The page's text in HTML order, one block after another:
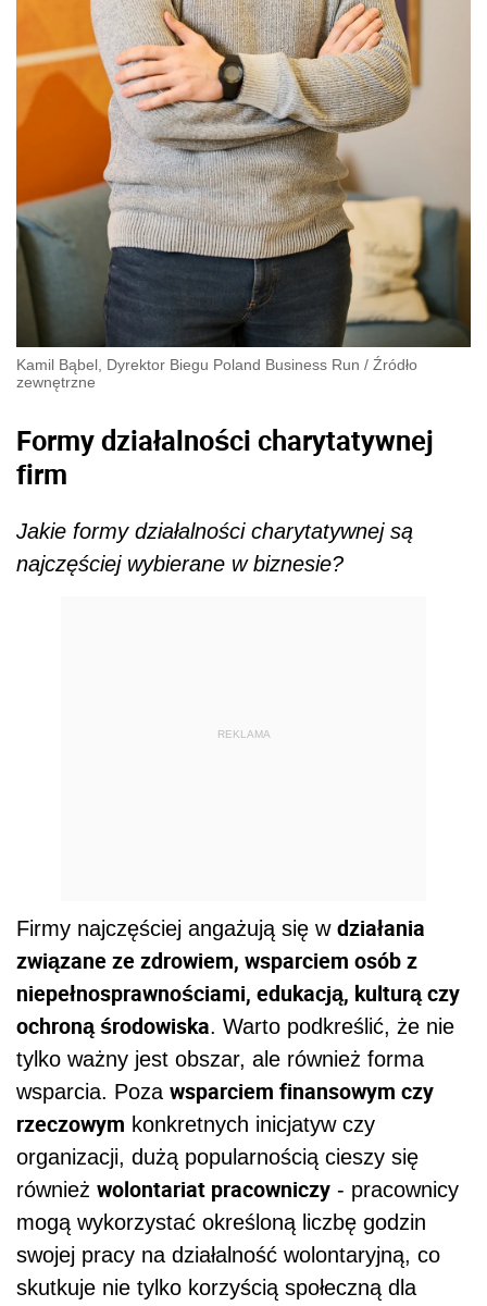
Kamil Bąbel, Dyrektor Biegu Poland Business Run / Źródło
zewnętrzne
Formy działalności charytatywnej
firm
Jakie formy działalności charytatywnej są
najczęściej wybierane w biznesie?
REKLAMA
Firmy najczęściej angażują się w działania
związane ze zdrowiem, wsparciem osób z
niepełnosprawnościami, edukacją, kulturą czy
ochroną środowiska. Warto podkreślić, że nie
tylko ważny jest obszar, ale również forma
wsparcia. Poza wsparciem finansowym czy
rzeczowym konkretnych inicjatyw czy
organizacji, dużą popularnością cieszy się
również wolontariat pracowniczy - pracownicy
mogą wykorzystać określoną liczbę godzin
swojej pracy na działalność wolontaryjną, co
skutkuje nie tylko korzyścią społeczną dla